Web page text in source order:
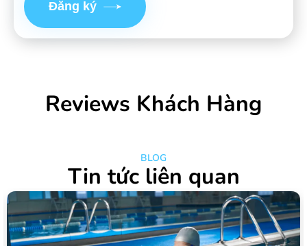
Đăng ký
Reviews Khách Hàng
BLOG
Tin tức liên quan